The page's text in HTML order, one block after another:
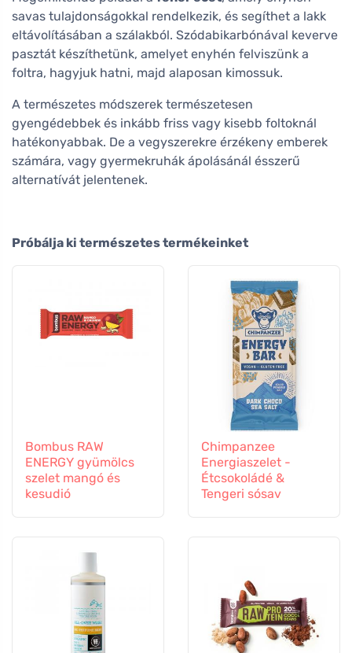
savas tulajdonságokkal rendelkezik, és segíthet a lakk
eltávolításában a szálakból. Szódabikarbónával keverve
pasztát készíthetünk, amelyet enyhén felviszünk a
foltra, hagyjuk hatni, majd alaposan kimossuk.
A természetes módszerek természetesen
gyengédebbek és inkább friss vagy kisebb foltoknál
hatékonyabbak. De a vegyszerekre érzékeny emberek
számára, vagy gyermekruhák ápolásánál ésszerű
alternatívát jelentenek.
Próbálja ki természetes termékeinket
Bombus RAW
ENERGY gyümölcs
szelet mangó és
kesudió
Chimpanzee
Energiaszelet -
Étcsokoládé &
Tengeri sósav